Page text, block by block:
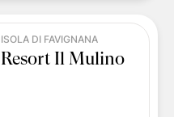
ISOLA DI FAVIGNANA
Resort Il Mulino